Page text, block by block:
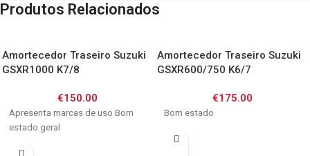
Produtos Relacionados
Amortecedor Traseiro Suzuki
GSXR1000 K7/8
€150.00
Apresenta marcas de uso Bom
estado geral
Amortecedor Traseiro Suzuki
GSXR600/750 K6/7
€175.00
Bom estado